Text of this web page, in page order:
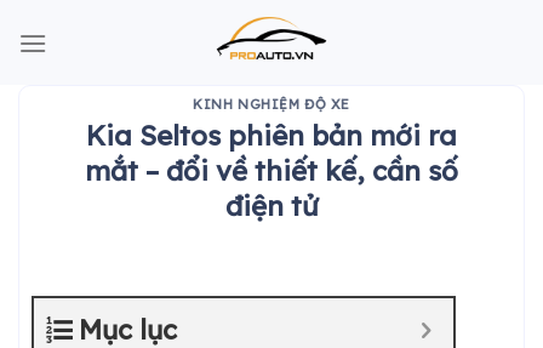
KINH NGHIỆM ĐỘ XE
Kia Seltos phiên bản mới ra
mắt – đổi về thiết kế, cần số
điện tử
Mục lục